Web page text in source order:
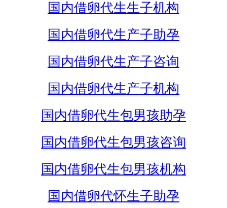
国内借卵代生生子机构
国内借卵代生产子助孕
国内借卵代生产子咨询
国内借卵代生产子机构
国内借卵代生包男孩助孕
国内借卵代生包男孩咨询
国内借卵代生包男孩机构
国内借卵代怀生子助孕